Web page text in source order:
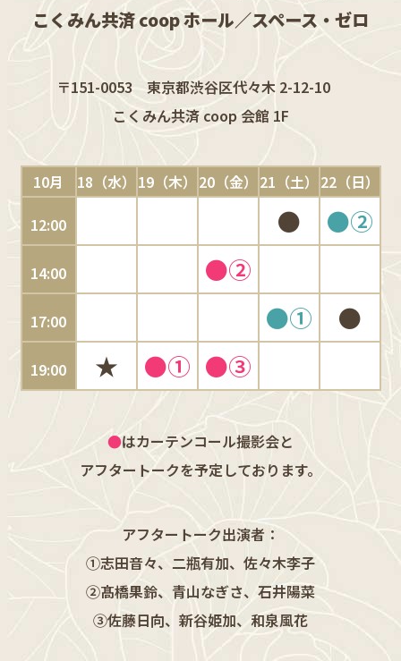
こくみん共済 coop ホール／スペース・ゼロ
〒151-0053 東京都渋谷区代々木 2-12-10
こくみん共済 coop 会館 1F
10月 18（水） 19（木） 20（金） 21（土） 22（日）
12:00
● ●②
14:00 ●②
17:00 ●① ●
19:00 ★ ●① ●③
●はカーテンコール撮影会と
アフタートークを予定しております。
アフタートーク出演者：
①志田音々、二瓶有加、佐々木李子
②髙橋果鈴、青山なぎさ、石井陽菜
③佐藤日向、新谷姫加、和泉風花